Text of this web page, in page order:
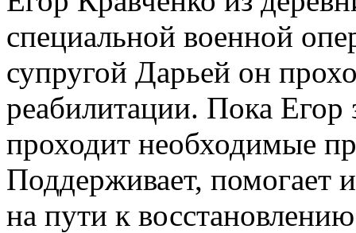
специальной военной
супругой Дарьей он
реабилитации. Пока Егор
проходит необходимые
Поддерживает, помогает
на пути к